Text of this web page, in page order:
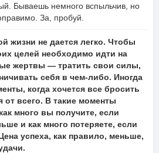
Бываешь немного вспыльчив, но
За, пробуй.
жизни не дается легко. Чтобы
целей необходимо идти на
жертвы — тратить свои силы,
себя в чем-либо. Иногда
когда хочется все бросить
от всего. В такие моменты
много вы получите, если
и как много потеряете, если
успеха, как правило, меньше,